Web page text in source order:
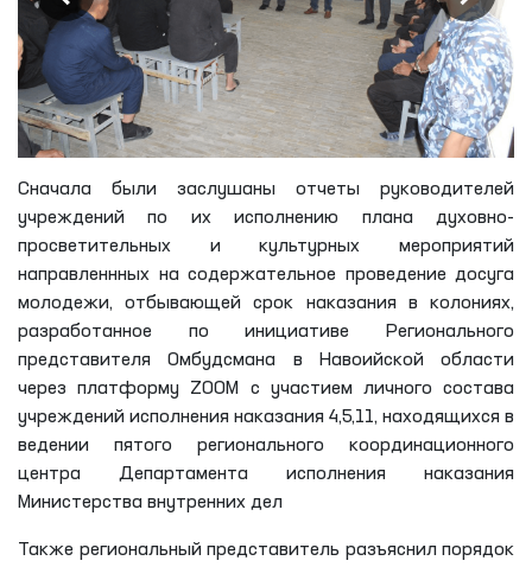
Сначала были заслушаны отчеты руководителей
учреждений по их исполнению плана духовно-
просветительных и культурных мероприятий
направленнных на содержательное проведение досуга
молодежи, отбывающей срок наказания в колониях,
разработанное по инициативе Регионального
представителя Омбудсмана в Навоийской области
через платформу ZOOM с участием личного состава
учреждений исполнения наказания 4,5,11, находящихся в
ведении пятого регионального координационного
центра Департамента исполнения наказания
Министерства внутренних дел
Также региональный представитель разъяснил порядок